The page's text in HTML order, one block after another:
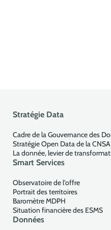
Stratégie Data
Cadre de la Gouvernance des
Stratégie Open Data de la CNSA
La donnée, levier de
Smart Services
Observatoire de l'offre
Portrait des territoires
Baromètre MDPH
Situation financière des ESMS
Données